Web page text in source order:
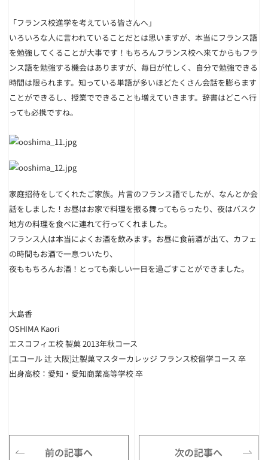
「フランス校進学を考えている皆さんへ」
いろいろな人に言われていることだとは思いますが、本当にフランス語
を勉強してくることが大事です！もちろんフランス校へ来てからもフラ
ンス語を勉強する機会はありますが、毎日が忙しく、自分で勉強できる
時間は限られます。知っている単語が多いほどたくさん会話を膨らます
ことができるし、授業でできることも増えていきます。辞書はどこへ行
っても必携ですね。
家庭招待をしてくれたご家族。片言のフランス語でしたが、なんとか会
話をしました！ お昼はお家で料理を振る舞ってもらったり、夜はバスク
地方の料理を食べに連れて行ってくれました。
フランス人は本当によくお酒を飲みます。お昼に食前酒が出て、カフェ
の時間もお酒で一息ついたり、
夜ももちろんお酒！とっても楽しい一日を過ごすことができました。
大島香
OSHIMA Kaori
エスコフィエ校 製菓 2013年秋コース
[エコール 辻 大阪]辻製菓マスターカレッジ フランス校留学コース 卒
出身高校：愛知・愛知商業高等学校 卒
前の記事へ 次の記事へ